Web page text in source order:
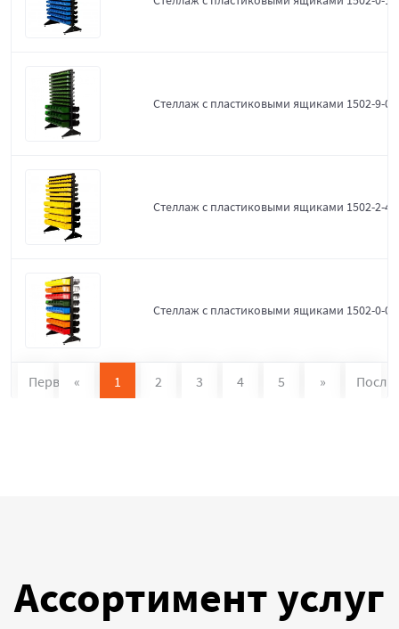
Стеллаж с пластиковыми ящиками 1502-9-0-
Стеллаж с пластиковыми ящиками 1502-2-4-
Стеллаж с пластиковыми ящиками 1502-0-0-
Первая « 1 2 3 4 5 »
Ассортимент услуг